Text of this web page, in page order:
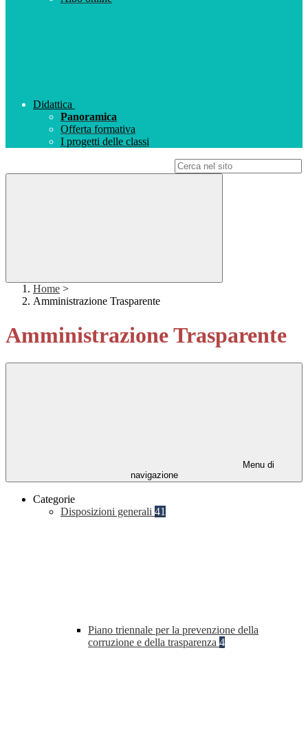
Didattica
Panoramica
Offerta formativa
I progetti delle classi
Home >
Amministrazione Trasparente
Amministrazione Trasparente
Menu di
navigazione
Categorie
Disposizioni generali 41
Piano triennale per la prevenzione della
corruzione e della trasparenza 4